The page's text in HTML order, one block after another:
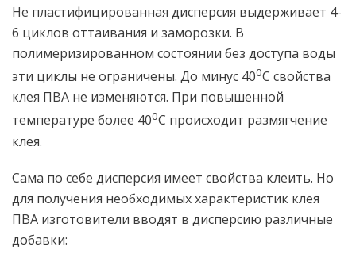
Не пластифицированная дисперсия выдерживает 4-
6 циклов оттаивания и заморозки. В
полимеризированном состоянии без доступа воды
эти циклы не ограничены. До минус 400С свойства
клея ПВА не изменяются. При повышенной
температуре более 400С происходит размягчение
клея.
Сама по себе дисперсия имеет свойства клеить. Но
для получения необходимых характеристик клея
ПВА изготовители вводят в дисперсию различные
добавки: